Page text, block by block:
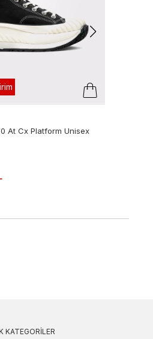
At Cx Platform Unisex
KATEGORILER